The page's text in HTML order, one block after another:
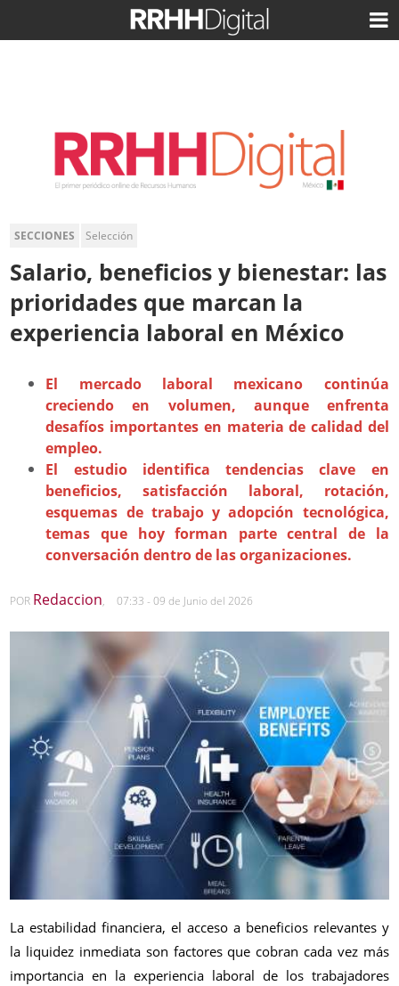
SECCIONES Selección
Salario, beneficios y bienestar: las
prioridades que marcan la
experiencia laboral en México
El mercado laboral mexicano continúa
creciendo en volumen, aunque enfrenta
desafíos importantes en materia de calidad del
empleo.
El estudio identifica tendencias clave en
beneficios, satisfacción laboral, rotación,
esquemas de trabajo y adopción tecnológica,
temas que hoy forman parte central de la
conversación dentro de las organizaciones.
POR Redaccion, 07:33 - 09 de Junio del 2026
La estabilidad financiera, el acceso a beneficios relevantes y
la liquidez inmediata son factores que cobran cada vez más
importancia en la experiencia laboral de los trabajadores